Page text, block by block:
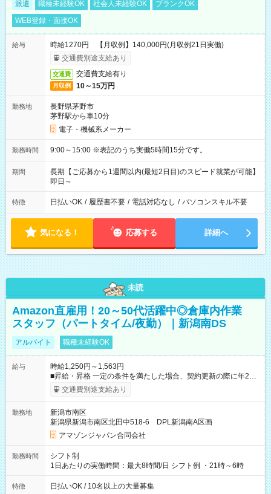
派遣 職種未経験OK 社会人未経験OK
ブランクOK
WEB登録・面接OK
給与
時給1270円 【月収例】140,000円(月収例21日実働)
交通費別途支給あり
交通費 交通費支給有り
月収例 10～15万円
勤務地
長野県茅野市
茅野駅から車10分
電子・機械系メーカー
勤務時間 9:00～15:00 ※表記のうち実働5時間15分です。
期間
長期【ご応募から1週間以内(最短2日目)のスピード就業が可能】
即日～
特徴 日払いOK / 履歴書不要 / 電話対応なし / パソコンスキル不要
気になる！ 応募する 詳細へ
未読
Amazon直雇用！20～50代活躍中◎倉庫内作業
スタッフ（パートタイム/夜勤）｜新潟南DS
アルバイト 職種未経験OK
給与
時給1,250円～1,563円
■昇給・昇格 一定の条件を満たした場合、契約更新の際に年2回
まで昇給の機会があります。 ■正社員登用制度あり ※月末締/翌
月25日支払い ※時間外手当、別途支給 ※深夜割増賃金 (22:00～
☆Amazon直雇用で安定して働けます！ 【試用期間】試用期間
あり 試用期間の長さ：1週間 雇用形態、給与は本採用時と同じ
です。
交通費別途支給あり
勤務地
新潟市南区
新潟県新潟市南区北田中518-6 DPL新潟南A区画
アマゾンジャパン合同会社
勤務時間
シフト制
1日あたりの実働時間：最大8時間/日 シフト例 ・21時～6時
特徴 日払いOK / 10名以上の大量募集